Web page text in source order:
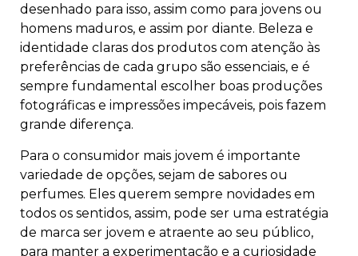
desenhado para isso, assim como para jovens ou
homens maduros, e assim por diante. Beleza e
identidade claras dos produtos com atenção às
preferências de cada grupo são essenciais, e é
sempre fundamental escolher boas produções
fotográficas e impressões impecáveis, pois fazem
grande diferença.
Para o consumidor mais jovem é importante
variedade de opções, sejam de sabores ou
perfumes. Eles querem sempre novidades em
todos os sentidos, assim, pode ser uma estratégia
de marca ser jovem e atraente ao seu público,
para manter a experimentação e a curiosidade